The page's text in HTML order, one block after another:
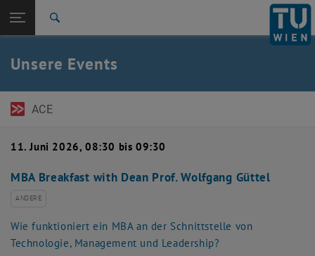
TU Login
Zurück zur letzten Ebene:
Unsere Events
ACE
11. Juni 2026, 08:30 bis 09:30
MBA Breakfast with Dean Prof. Wolfgang Güttel
ANDERE
Wie funktioniert ein MBA an der Schnittstelle von
Technologie, Management und Leadership?